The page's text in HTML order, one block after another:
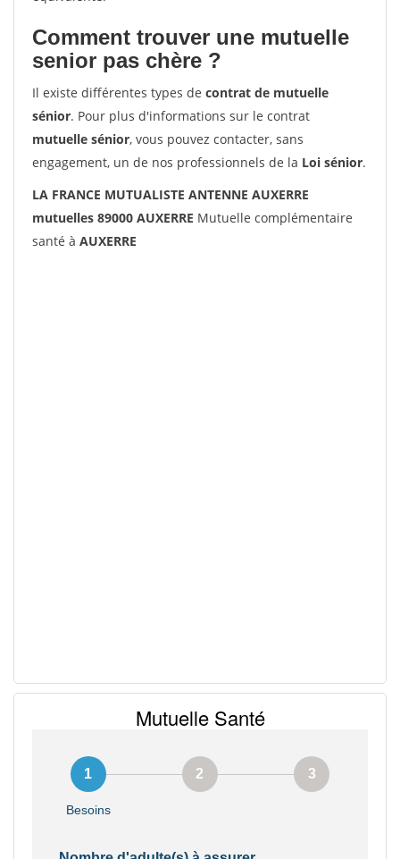
Comment trouver une mutuelle
senior pas chère ?
Il existe différentes types de contrat de mutuelle
sénior. Pour plus d'informations sur le contrat
mutuelle sénior, vous pouvez contacter, sans
engagement, un de nos professionnels de la Loi sénior.
LA FRANCE MUTUALISTE ANTENNE AUXERRE
mutuelles 89000 AUXERRE Mutuelle complémentaire
santé à AUXERRE